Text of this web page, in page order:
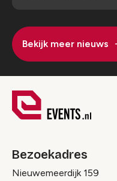
Bekijk meer nieuws
Bezoekadres
Nieuwemeerdijk 159